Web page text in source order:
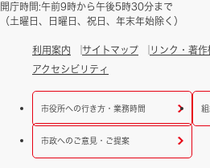
開庁時間:午前9時から午後5時30分まで
（土曜日、日曜日、祝日、年末年始除く）
利用案内 サイトマップ リンク・著
アクセシビリティ
市役所への行き方・業務時間
市政へのご意見・ご提案